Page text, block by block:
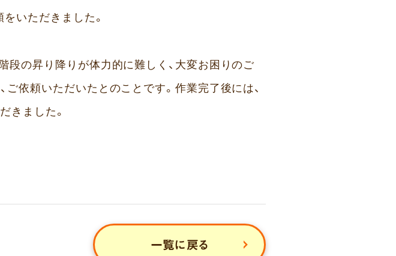
いただきました。
段の昇り降りが体力的に難しく、大変お困りのご
依頼いただいたとのことです。作業完了後には、
きました。
一覧に戻る